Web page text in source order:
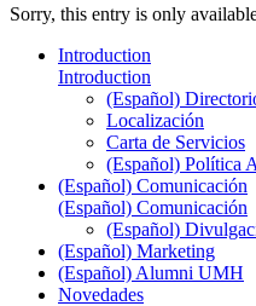
Sorry, this entry is only
Introduction
Introduction
(Español)
Localización
Carta de Servicios
(Español) Política
(Español) Comunicación
(Español) Comunicación
(Español)
(Español) Marketing
(Español) Alumni UMH
Novedades